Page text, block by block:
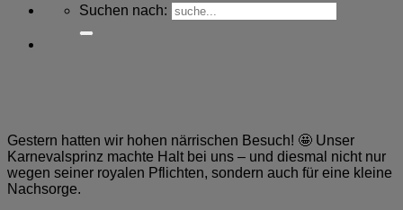
Suchen nach:
Gestern hatten wir hohen närrischen Besuch! 🤩 Unser
Karnevalsprinz machte Halt bei uns – und diesmal nicht nur
wegen seiner royalen Pflichten, sondern auch für eine kleine
Nachsorge.